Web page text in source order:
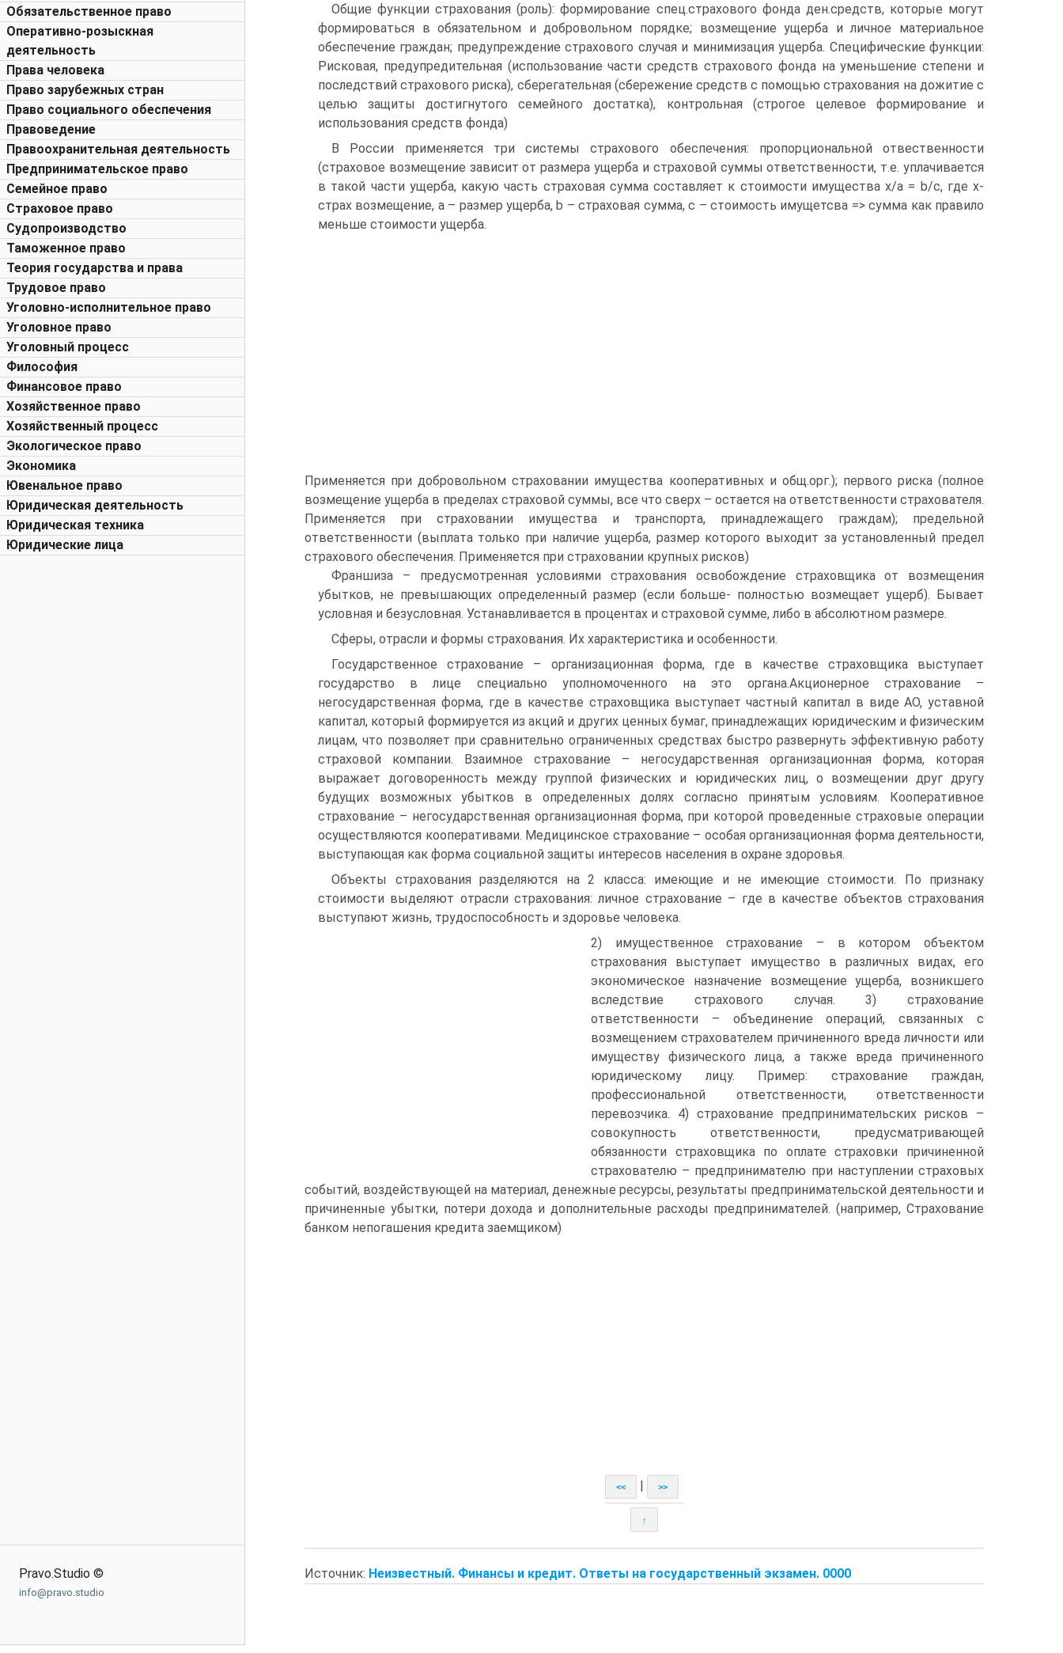
Обязательственное право
Оперативно-розыскная
деятельность
Права человека
Право зарубежных стран
Право социального обеспечения
Правоведение
Правоохранительная деятельность
Предпринимательское право
Семейное право
Страховое право
Судопроизводство
Таможенное право
Теория государства и права
Трудовое право
Уголовно-исполнительное право
Уголовное право
Уголовный процесс
Философия
Финансовое право
Хозяйственное право
Хозяйственный процесс
Экологическое право
Экономика
Ювенальное право
Юридическая деятельность
Юридическая техника
Юридические лица
Pravo.Studio ©
info@pravo.studio
Общие функции страхования (роль): формирование спец.страхового фонда ден.средств, которые могут
формироваться в обязательном и добровольном порядке; возмещение ущерба и личное материальное
обеспечение граждан; предупреждение страхового случая и минимизация ущерба. Специфические функции:
Рисковая, предупредительная (использование части средств страхового фонда на уменьшение степени и
последствий страхового риска), сберегательная (сбережение средств с помощью страхования на дожитие с
целью защиты достигнутого семейного достатка), контрольная (строгое целевое формирование и
использования средств фонда)
В России применяется три системы страхового обеспечения: пропорциональной отвественности
(страховое возмещение зависит от размера ущерба и страховой суммы ответственности, т.е. уплачивается
в такой части ущерба, какую часть страховая сумма составляет к стоимости имущества х/а = b/c, где х-
страх возмещение, а – размер ущерба, b – страховая сумма, с – стоимость имущетсва => сумма как правило
меньше стоимости ущерба.
Применяется при добровольном страховании имущества кооперативных и общ.орг.); первого риска (полное
возмещение ущерба в пределах страховой суммы, все что сверх – остается на ответственности страхователя.
Применяется при страховании имущества и транспорта, принадлежащего граждам); предельной
ответственности (выплата только при наличие ущерба, размер которого выходит за установленный предел
страхового обеспечения. Применяется при страховании крупных рисков)
Франшиза – предусмотренная условиями страхования освобождение страховщика от возмещения
убытков, не превышающих определенный размер (если больше- полностью возмещает ущерб). Бывает
условная и безусловная. Устанавливается в процентах и страховой сумме, либо в абсолютном размере.
Сферы, отрасли и формы страхования. Их характеристика и особенности.
Государственное страхование – организационная форма, где в качестве страховщика выступает
государство в лице специально уполномоченного на это органа.Акционерное страхование –
негосударственная форма, где в качестве страховщика выступает частный капитал в виде АО, уставной
капитал, который формируется из акций и других ценных бумаг, принадлежащих юридическим и физическим
лицам, что позволяет при сравнительно ограниченных средствах быстро развернуть эффективную работу
страховой компании. Взаимное страхование – негосударственная организационная форма, которая
выражает договоренность между группой физических и юридических лиц, о возмещении друг другу
будущих возможных убытков в определенных долях согласно принятым условиям. Кооперативное
страхование – негосударственная организационная форма, при которой проведенные страховые операции
осуществляются кооперативами. Медицинское страхование – особая организационная форма деятельности,
выступающая как форма социальной защиты интересов населения в охране здоровья.
Объекты страхования разделяются на 2 класса: имеющие и не имеющие стоимости. По признаку
стоимости выделяют отрасли страхования: личное страхование – где в качестве объектов страхования
выступают жизнь, трудоспособность и здоровье человека.
2) имущественное страхование – в котором объектом
страхования выступает имущество в различных видах, его
экономическое назначение возмещение ущерба, возникшего
вследствие страхового случая. 3) страхование
ответственности – объединение операций, связанных с
возмещением страхователем причиненного вреда личности или
имуществу физического лица, а также вреда причиненного
юридическому лицу. Пример: страхование граждан,
профессиональной ответственности, ответственности
перевозчика. 4) страхование предпринимательских рисков –
совокупность ответственности, предусматривающей
обязанности страховщика по оплате страховки причиненной
страхователю – предпринимателю при наступлении страховых
событий, воздействующей на материал, денежные ресурсы, результаты предпринимательской деятельности и
причиненные убытки, потери дохода и дополнительные расходы предпринимателей. (например, Страхование
банком непогашения кредита заемщиком)
<< >>
↑
Источник: Неизвестный. Финансы и кредит. Ответы на государственный экзамен. 0000